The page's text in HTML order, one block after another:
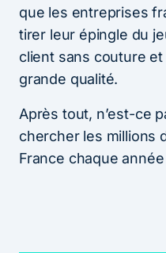
que les entreprises
tirer leur épingle du
client sans couture
grande qualité.
Après tout, n’est-ce
chercher les millions
France chaque année